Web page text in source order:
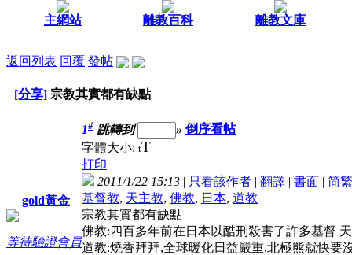
主網站 離教百科 離教文庫
返回列表 回覆 發帖
[分享] 宗教其實都有缺點
gold黃金
等待驗證會員
1# 跳轉到 » 倒序看帖
字體大小: tT
打印
2011/1/22 15:13 | 只看該作者 | 翻譯 | 書面 | 简繁
基督教, 天主教, 佛教, 日本, 道教
宗教其實都有缺點
佛教:四百多年前在日本以酷刑殺害了許多基督
道教:燒香拜拜,全球暖化日益嚴重,北極熊就快要